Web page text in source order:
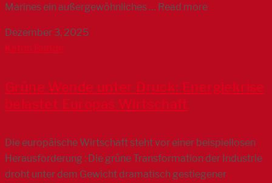
Marines ein außergewöhnliches … Read more
Dezember 3, 2025
Katrin Budde
Grüne Wende unter Druck: Energiekrise
belastet Europas Wirtschaft
Die europäische Wirtschaft steht vor einer beispiellosen
Herausforderung : Die grüne Transformation der Industrie
droht unter dem Gewicht dramatisch gestiegener